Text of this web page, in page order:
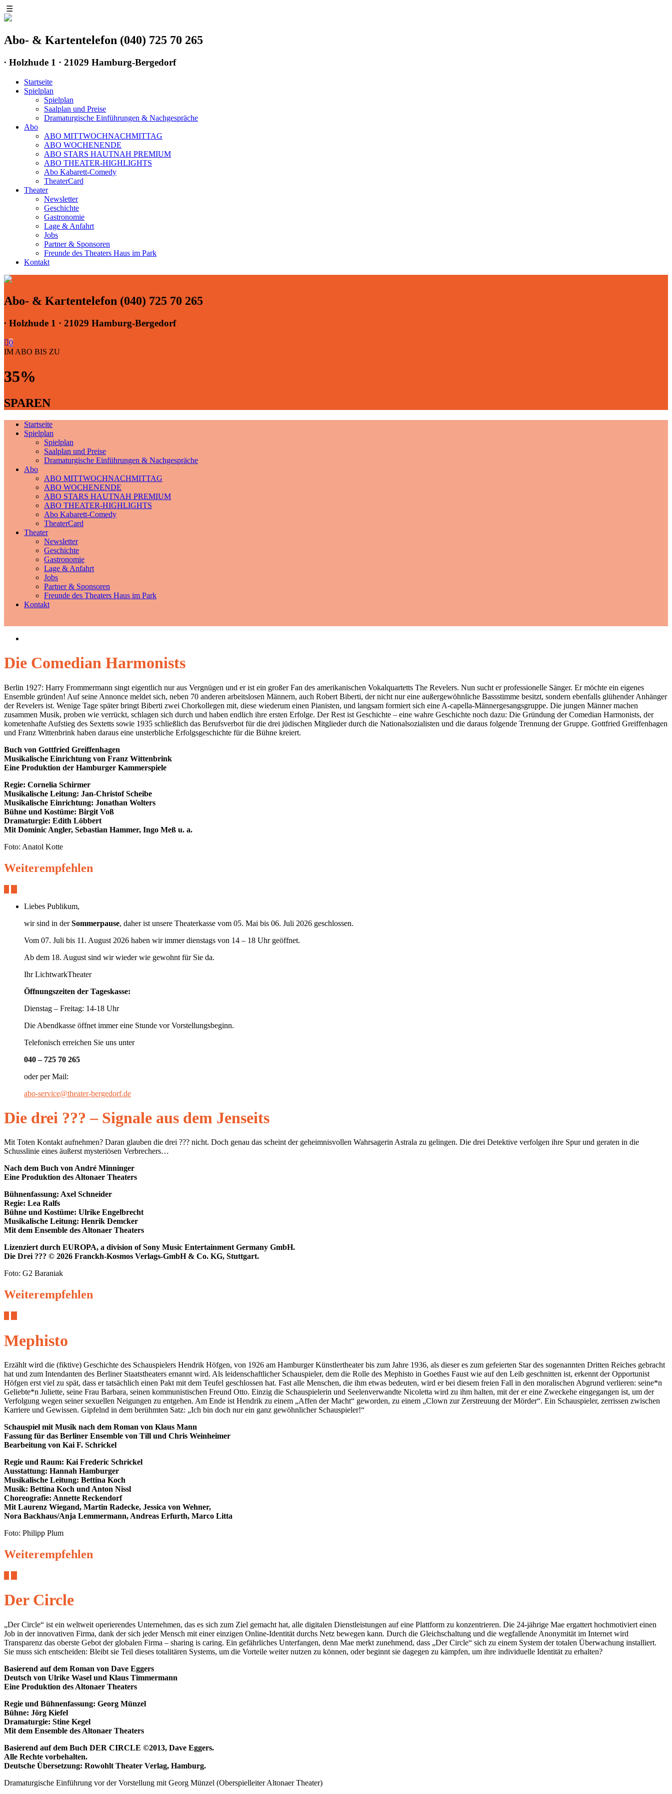
☰
Abo- & Kartentelefon (040) 725 70 265
∙ Holzhude 1 · 21029 Hamburg-Bergedorf
Startseite
Spielplan
Spielplan
Saalplan und Preise
Dramaturgische Einführungen & Nachgespräche
Abo
ABO MITTWOCHNACHMITTAG
ABO WOCHENENDE
ABO STARS HAUTNAH PREMIUM
ABO THEATER-HIGHLIGHTS
Abo Kabarett-Comedy
TheaterCard
Theater
Newsletter
Geschichte
Gastronomie
Lage & Anfahrt
Jobs
Partner & Sponsoren
Freunde des Theaters Haus im Park
Kontakt
Abo- & Kartentelefon (040) 725 70 265
∙ Holzhude 1 · 21029 Hamburg-Bergedorf
0
IM ABO BIS ZU
35%
SPAREN
Startseite
Spielplan
Spielplan
Saalplan und Preise
Dramaturgische Einführungen & Nachgespräche
Abo
ABO MITTWOCHNACHMITTAG
ABO WOCHENENDE
ABO STARS HAUTNAH PREMIUM
ABO THEATER-HIGHLIGHTS
Abo Kabarett-Comedy
TheaterCard
Theater
Newsletter
Geschichte
Gastronomie
Lage & Anfahrt
Jobs
Partner & Sponsoren
Freunde des Theaters Haus im Park
Kontakt
Die Comedian Harmonists
Berlin 1927: Harry Frommermann singt eigentlich nur aus Vergnügen und er ist ein großer Fan des amerikanischen Vokalquartetts The Revelers. Nun sucht er professionelle Sänger. Er möchte ein eigenes
Ensemble gründen! Auf seine Annonce meldet sich, neben 70 anderen arbeitslosen Männern, auch Robert Biberti, der nicht nur eine außergewöhnliche Bassstimme besitzt, sondern ebenfalls glühender Anhänger
der Revelers ist. Wenige Tage später bringt Biberti zwei Chorkollegen mit, diese wiederum einen Pianisten, und langsam formiert sich eine A-capella-Männergesangsgruppe. Die jungen Männer machen
zusammen Musik, proben wie verrückt, schlagen sich durch und haben endlich ihre ersten Erfolge. Der Rest ist Geschichte – eine wahre Geschichte noch dazu: Die Gründung der Comedian Harmonists, der
kometenhafte Aufstieg des Sextetts sowie 1935 schließlich das Berufsverbot für die drei jüdischen Mitglieder durch die Nationalsozialisten und die daraus folgende Trennung der Gruppe. Gottfried Greiffenhagen
und Franz Wittenbrink haben daraus eine unsterbliche Erfolgsgeschichte für die Bühne kreiert.
Buch von Gottfried Greiffenhagen
Musikalische Einrichtung von Franz Wittenbrink
Eine Produktion der Hamburger Kammerspiele
Regie: Cornelia Schirmer
Musikalische Leitung: Jan-Christof Scheibe
Musikalische Einrichtung: Jonathan Wolters
Bühne und Kostüme: Birgit Voß
Dramaturgie: Edith Löbbert
Mit Dominic Angler, Sebastian Hammer, Ingo Meß u. a.
Foto: Anatol Kotte
Weiterempfehlen
Liebes Publikum,
wir sind in derSommerpause, daher ist unsere Theaterkasse vom 05. Mai bis 06. Juli 2026 geschlossen.
Vom 07. Juli bis 11. August 2026 haben wir immer dienstags von 14 – 18 Uhr geöffnet.
Ab dem 18. August sind wir wieder wie gewohnt für Sie da.
Ihr LichtwarkTheater
Öffnungszeiten der Tageskasse:
Dienstag – Freitag: 14-18 Uhr
Die Abendkasse öffnet immer eine Stunde vor Vorstellungsbeginn.
Telefonisch erreichen Sie uns unter
040 – 725 70 265
oder per Mail:
abo-service@theater-bergedorf.de
Die drei ??? – Signale aus dem Jenseits
Mit Toten Kontakt aufnehmen? Daran glauben die drei ??? nicht. Doch genau das scheint der geheimnisvollen Wahrsagerin Astrala zu gelingen. Die drei Detektive verfolgen ihre Spur und geraten in die
Schusslinie eines äußerst mysteriösen Verbrechers…
Nach dem Buch von André Minninger
Eine Produktion des Altonaer Theaters
Bühnenfassung: Axel Schneider
Regie: Lea Ralfs
Bühne und Kostüme: Ulrike Engelbrecht
Musikalische Leitung: Henrik Demcker
Mit dem Ensemble des Altonaer Theaters
Lizenziert durch EUROPA, a division of Sony Music Entertainment Germany GmbH.
Die Drei ??? © 2026 Franckh-Kosmos Verlags-GmbH & Co. KG, Stuttgart.
Foto: G2 Baraniak
Weiterempfehlen
Mephisto
Erzählt wird die (fiktive) Geschichte des Schauspielers Hendrik Höfgen, von 1926 am Hamburger Künstlertheater bis zum Jahre 1936, als dieser es zum gefeierten Star des sogenannten Dritten Reiches gebracht
hat und zum Intendanten des Berliner Staatstheaters ernannt wird. Als leidenschaftlicher Schauspieler, dem die Rolle des Mephisto in Goethes Faust wie auf den Leib geschnitten ist, erkennt der Opportunist
Höfgen erst viel zu spät, dass er tatsächlich einen Pakt mit dem Teufel geschlossen hat. Fast alle Menschen, die ihm etwas bedeuten, wird er bei diesem freien Fall in den moralischen Abgrund verlieren: seine*n
Geliebte*n Juliette, seine Frau Barbara, seinen kommunistischen Freund Otto. Einzig die Schauspielerin und Seelenverwandte Nicoletta wird zu ihm halten, mit der er eine Zweckehe eingegangen ist, um der
Verfolgung wegen seiner sexuellen Neigungen zu entgehen. Am Ende ist Hendrik zu einem „Affen der Macht“ geworden, zu einem „Clown zur Zerstreuung der Mörder“. Ein Schauspieler, zerrissen zwischen
Karriere und Gewissen. Gipfelnd in dem berühmten Satz: „Ich bin doch nur ein ganz gewöhnlicher Schauspieler!“
Schauspiel mit Musik nach dem Roman von Klaus Mann
Fassung für das Berliner Ensemble von Till und Chris Weinheimer
Bearbeitung von Kai F. Schrickel
Regie und Raum: Kai Frederic Schrickel
Ausstattung: Hannah Hamburger
Musikalische Leitung: Bettina Koch
Musik: Bettina Koch und Anton Nissl
Choreografie: Annette Reckendorf
Mit Laurenz Wiegand, Martin Radecke, Jessica von Wehner,
Nora Backhaus/Anja Lemmermann, Andreas Erfurth, Marco Litta
Foto: Philipp Plum
Weiterempfehlen
Der Circle
„Der Circle“ ist ein weltweit operierendes Unternehmen, das es sich zum Ziel gemacht hat, alle digitalen Dienstleistungen auf eine Plattform zu konzentrieren. Die 24-jährige Mae ergattert hochmotiviert einen
Job in der innovativen Firma, dank der sich jeder Mensch mit einer einzigen Online-Identität durchs Netz bewegen kann. Durch die Gleichschaltung und die wegfallende Anonymität im Internet wird
Transparenz das oberste Gebot der globalen Firma – sharing is caring. Ein gefährliches Unterfangen, denn Mae merkt zunehmend, dass „Der Circle“ sich zu einem System der totalen Überwachung installiert.
Sie muss sich entscheiden: Bleibt sie Teil dieses totalitären Systems, um die Vorteile weiter nutzen zu können, oder beginnt sie dagegen zu kämpfen, um ihre individuelle Identität zu erhalten?
Basierend auf dem Roman von Dave Eggers
Deutsch von Ulrike Wasel und Klaus Timmermann
Eine Produktion des Altonaer Theaters
Regie und Bühnenfassung: Georg Münzel
Bühne: Jörg Kiefel
Dramaturgie: Stine Kegel
Mit dem Ensemble des Altonaer Theaters
Basierend auf dem Buch DER CIRCLE ©2013, Dave Eggers.
Alle Rechte vorbehalten.
Deutsche Übersetzung: Rowohlt Theater Verlag, Hamburg.
Dramaturgische Einführung vor der Vorstellung mit Georg Münzel (Oberspielleiter Altonaer Theater)